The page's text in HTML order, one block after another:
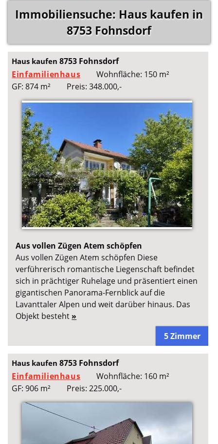
Immobiliensuche: Haus kaufen in
8753 Fohnsdorf
Haus kaufen8753 Fohnsdorf
Einfamilienhaus
Wohnfläche: 150 m²
GF: 874 m²
Preis: 348.000,-
Aus vollen Zügen Atem schöpfen
Aus vollen Zügen Atem schöpfen Diese
verführerisch romantische Liegenschaft befindet
sich in prächtiger Ruhelage und präsentiert einen
gigantischen Panorama-Fernblick auf die
Lavanttaler Alpen und weit darüber hinaus. Das
Objekt besteht »
5 Zimmer
Haus kaufen8753 Fohnsdorf
Einfamilienhaus
Wohnfläche: 160 m²
GF: 906 m²
Preis: 225.000,-